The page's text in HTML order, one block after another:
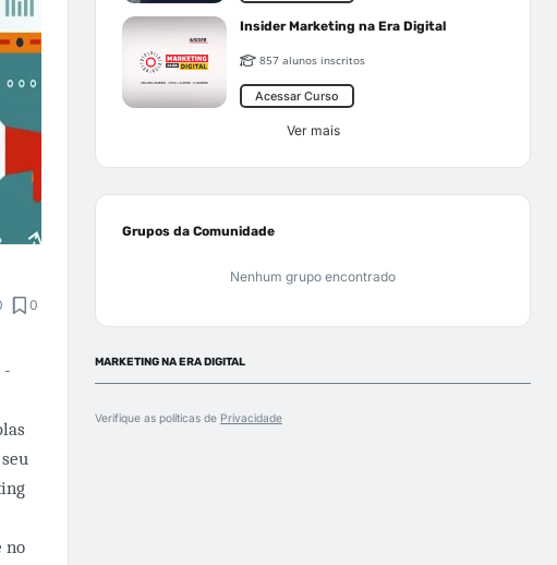
0
-
no
Insider Marketing na Era Digital
857 alunos inscritos
Acessar Curso
Ver mais
Grupos da Comunidade
Nenhum grupo encontrado
MARKETING NA ERA DIGITAL
Verifique as políticas de Privacidade